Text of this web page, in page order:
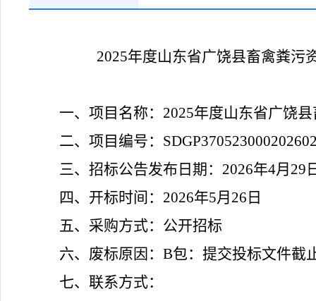
2025年度山东省广饶县畜禽粪污
一、项目名称： 2025年度山东省广饶
二、项目编号：
三、招标公告发布日期： 2026年4月29
四、开标时间： 2026年5月 26 日
五、采购方式： 公开招标
六、废标原因： B包：提交投标文件截
七、联系方式：